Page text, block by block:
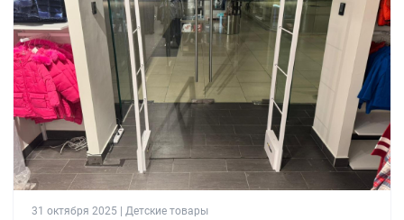
31 октября 2025 | Детские товары